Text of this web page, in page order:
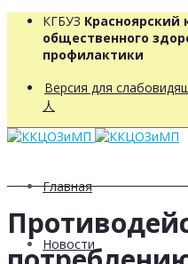
КГБУЗ Красноярский
общественного
профилактики
Версия для
人
Главная
Новости